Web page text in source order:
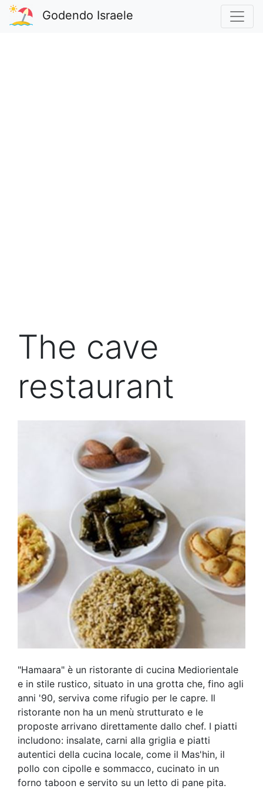
Godendo Israele
The cave
restaurant
"Hamaara" è un ristorante di cucina Mediorientale
e in stile rustico, situato in una grotta che, fino agli
anni '90, serviva come rifugio per le capre. Il
ristorante non ha un menù strutturato e le
proposte arrivano direttamente dallo chef. I piatti
includono: insalate, carni alla griglia e piatti
autentici della cucina locale, come il Mas'hin, il
pollo con cipolle e sommacco, cucinato in un
forno taboon e servito su un letto di pane pita.